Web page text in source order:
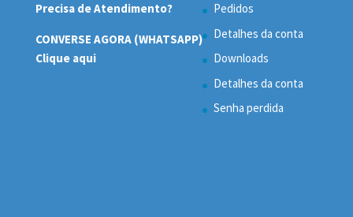
Precisa de Atendimento?
CONVERSE AGORA (WHATSAPP)
Clique aqui
Pedidos
Detalhes da conta
Downloads
Detalhes da conta
Senha perdida